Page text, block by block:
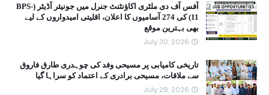
آفس آف دی ملٹری اکاؤنٹنٹ جنرل میں جونیئر آڈیٹر (BPS-
11) کی 274 آسامیوں کا اعلان، اقلیتی امیدواروں کے لیے
بھی بہترین موقع
July 30, 2026
تاریخی کامیابی پر مسیحی وفد کی چوہدری طارق فاروق
سے ملاقات، مسیحی برادری کے اعتماد کو سراہا گیا
July 29, 2026